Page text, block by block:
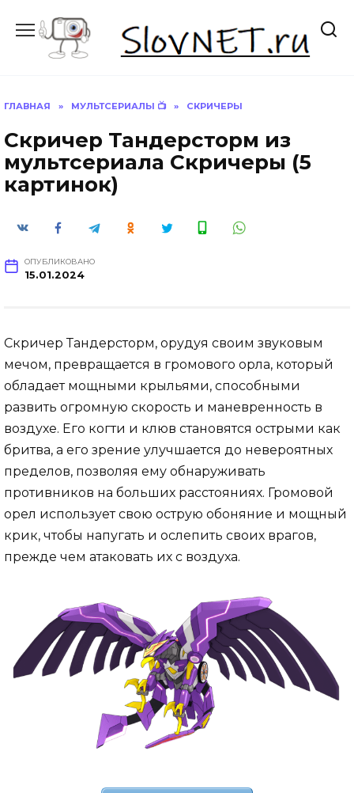
содержанию
ГЛАВНАЯ » МУЛЬТСЕРИАЛЫ 📺 » СКРИЧЕРЫ
Скричер Тандерсторм из
мультсериала Скричеры (5
картинок)
ОПУБЛИКОВАНО
15.01.2024
Скричер Тандерсторм, орудуя своим звуковым
мечом, превращается в громового орла, который
обладает мощными крыльями, способными
развить огромную скорость и маневренность в
воздухе. Его когти и клюв становятся острыми как
бритва, а его зрение улучшается до невероятных
пределов, позволяя ему обнаруживать
противников на больших расстояниях. Громовой
орел использует свою острую обоняние и мощный
крик, чтобы напугать и ослепить своих врагов,
прежде чем атаковать их с воздуха.